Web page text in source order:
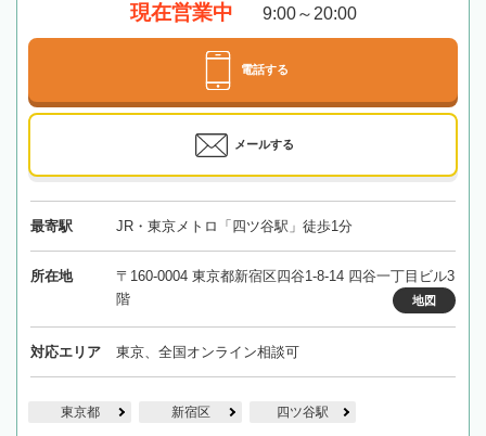
現在営業中 9:00～20:00
電話する
メールする
最寄駅 JR・東京メトロ「四ツ谷駅」徒歩1分
所在地
〒160-0004 東京都新宿区四谷1-8-14 四谷一丁目ビル3
階
地図
対応エリア 東京、全国オンライン相談可
東京都 新宿区 四ツ谷駅